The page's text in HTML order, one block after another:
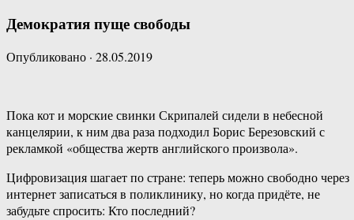
Демократия пуще свободы
Опубликовано · 28.05.2019
Пока кот и морские свинки Скрипалей сидели в небесной
канцелярии, к ним два раза подходил Борис Березовский с
рекламкой «общества жертв английского произвола».
Цифровизация шагает по стране: теперь можно свободно через
интернет записаться в поликлинику, но когда придёте, не
забудьте спросить: Кто последний?